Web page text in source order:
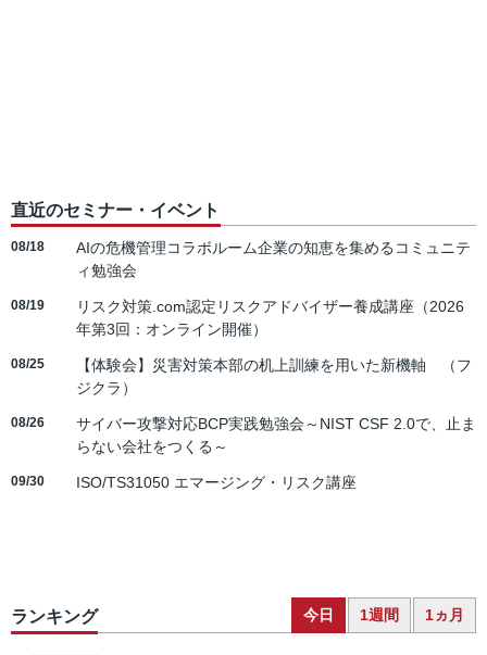
直近のセミナー・イベント
08/18
AIの危機管理コラボルーム企業の知恵を集めるコミュニテ
ィ勉強会
08/19
リスク対策.com認定リスクアドバイザー養成講座（2026
年第3回：オンライン開催）
08/25
【体験会】災害対策本部の机上訓練を用いた新機軸 （フ
ジクラ）
08/26
サイバー攻撃対応BCP実践勉強会～NIST CSF 2.0で、止ま
らない会社をつくる～
09/30 ISO/TS31050 エマージング・リスク講座
ランキング 今日 1週間 1ヵ月